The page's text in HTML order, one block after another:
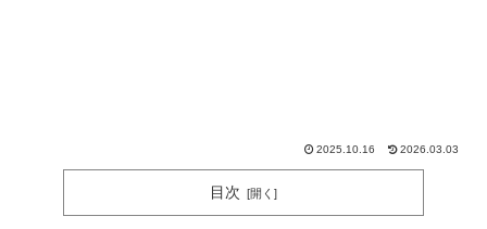
2025.10.16 2026.03.03
目次